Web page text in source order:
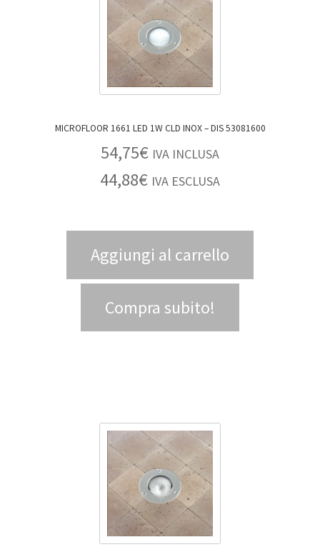
MICROFLOOR 1661 LED 1W CLD INOX – DIS 53081600
54,75€ IVA INCLUSA
44,88€ IVA ESCLUSA
Aggiungi al carrello
Compra subito!